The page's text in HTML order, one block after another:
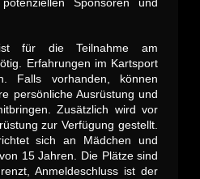
ist für die Teilnahme am
Erfahrungen im Kartsport
Falls vorhanden, können
persönliche Ausrüstung und
Zusätzlich wird vor
zur Verfügung gestellt.
sich an Mädchen und
15 Jahren. Die Plätze sind
Anmeldeschluss ist der